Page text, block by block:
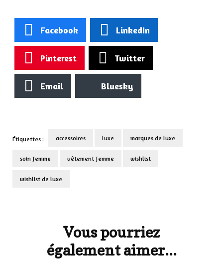
Facebook LinkedIn
Pinterest Twitter
Email Bluesky
Étiquettes : accessoires luxe marques de luxe
soin femme vêtement femme wishlist
wishlist de luxe
Vous pourriez
également aimer...